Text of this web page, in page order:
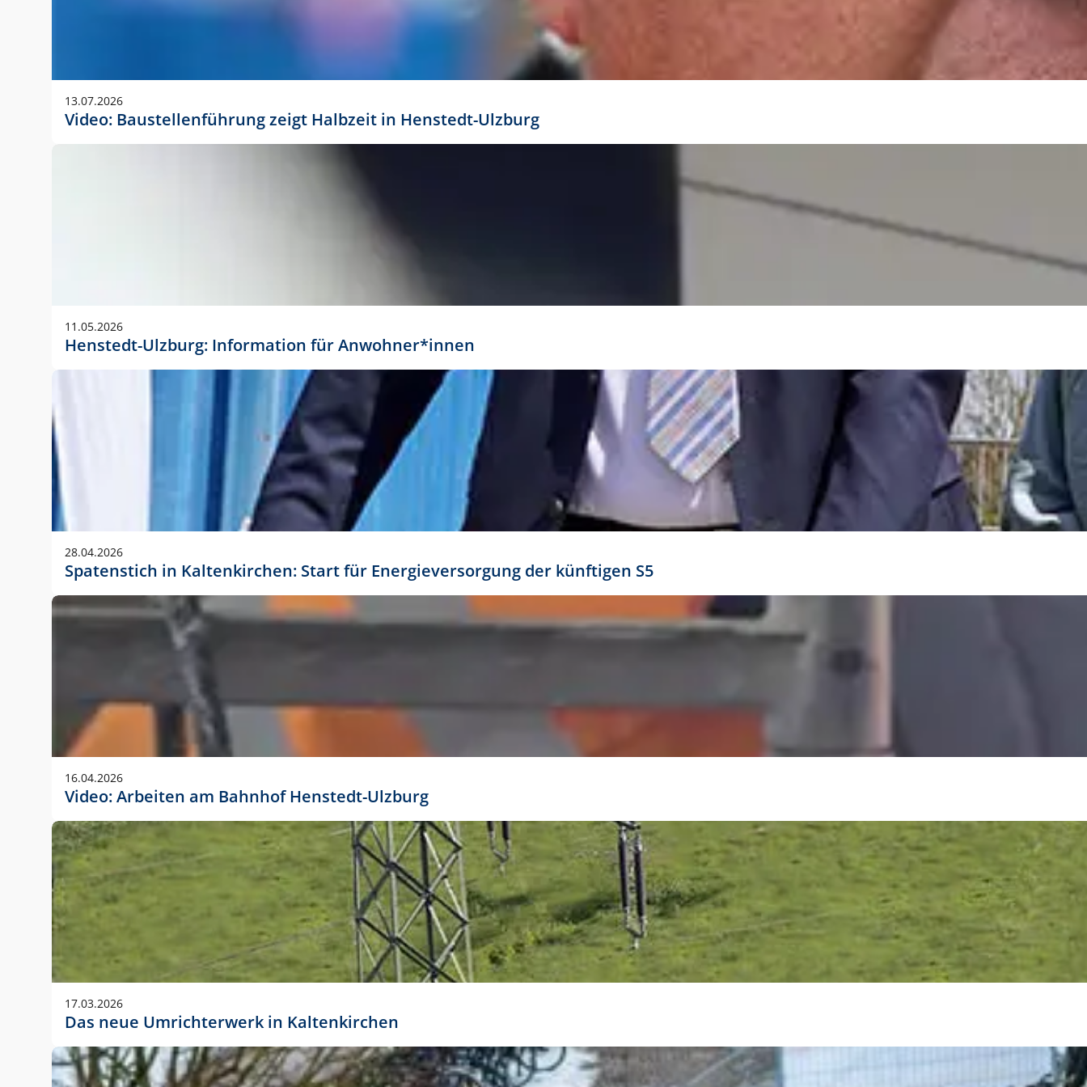
Anwendungsgröße im Layout:
Die Logohöhe beträgt 4 – 10 % der jeweiligen Formathöhe. Daraus ergeben sich für gängige Formate
folgende fest definierte Anwendungsgrößen im Layout:
DIN A3 – 15 mm hoch (5 %)
DIN A1 – 39 mm hoch (5 %)
DIN lang – 10 mm hoch (5 %)
1080 x 1080 px – 78 px hoch (7 %)
In Ausnahmefällen darf das Logo jedoch auch größer oder kleiner gesetzt werden. Dazu bedarf es jedoch
stets der vorherigen Absprache mit der Marketingabteilung.
13.07.2026
Video: Baustellenführung zeigt Halbzeit in Henstedt-Ulzburg
11.05.2026
Henstedt-Ulzburg: Information für Anwohner*innen
28.04.2026
Spatenstich in Kaltenkirchen: Start für Energieversorgung der künftigen S5
16.04.2026
Video: Arbeiten am Bahnhof Henstedt-Ulzburg
17.03.2026
Das neue Umrichterwerk in Kaltenkirchen